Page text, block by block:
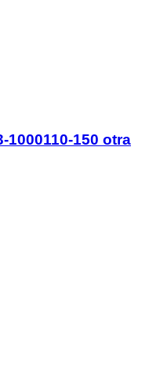
1000110-150 otra